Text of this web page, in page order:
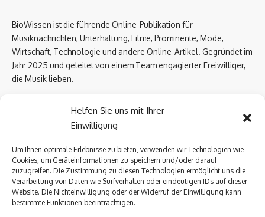
Helfen Sie uns mit Ihrer
Einwilligung
Um Ihnen optimale Erlebnisse zu bieten, verwenden wir Technologien wie
Cookies, um Geräteinformationen zu speichern und/oder darauf
zuzugreifen. Die Zustimmung zu diesen Technologien ermöglicht uns die
Verarbeitung von Daten wie Surfverhalten oder eindeutigen IDs auf dieser
Website. Die Nichteinwilligung oder der Widerruf der Einwilligung kann
bestimmte Funktionen beeinträchtigen.
BioWissen ist die führende Online-Publikation für
Musiknachrichten, Unterhaltung, Filme, Prominente, Mode,
Wirtschaft, Technologie und andere Online-Artikel. Gegründet im
Jahr 2025 und geleitet von einem Team engagierter Freiwilliger,
die Musik lieben.
Über uns
Datenschutzerklärung
Kontakt Uns